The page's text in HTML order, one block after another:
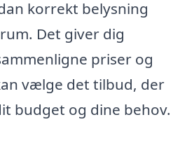
korrekt belysning
Det giver dig
priser og
vælge det tilbud, der
budget og dine behov.